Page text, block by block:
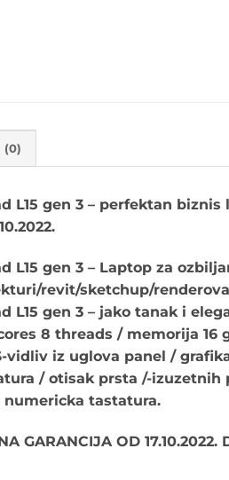
(0)
L15 gen 3 – perfektan biznis
2022.
L15 gen 3 – Laptop za
revit/sketchup/
L15 gen 3 – jako tanak i
8 threads / memorija 16
vidliv iz uglova panel /
/ otisak prsta /-
numericka tastatura.
GARANCIJA OD 17.10.2022.